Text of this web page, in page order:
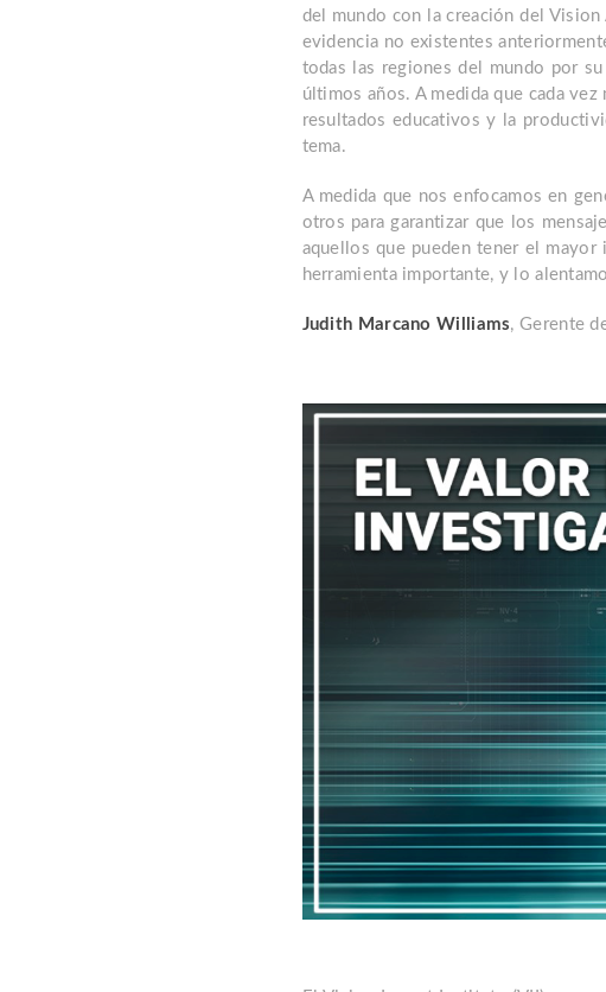
del mundo con la creación del
evidencia no existentes
todas las regiones del mundo por
últimos años. A medida que cada
resultados educativos y la
tema.
A medida que nos enfocamos en
otros para garantizar que los
aquellos que pueden tener el
herramienta importante, y lo
Judith Marcano Williams, Gerente